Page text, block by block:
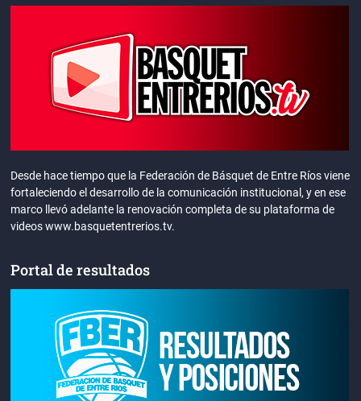
Desde hace tiempo que la Federación de Básquet de Entre Ríos viene
fortaleciendo el desarrollo de la comunicación institucional, y en ese
marco llevó adelante la renovación completa de su plataforma de
videos www.basquetentrerios.tv.
Portal de resultados